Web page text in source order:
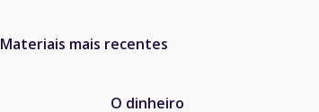
Materiais mais recentes
O dinheiro